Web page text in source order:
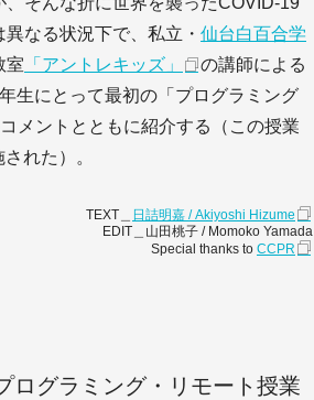
なる状況下で、私立・ 仙台白百合学
室 「アントレキッズ」
の講師による
生にとって最初の「プログラミング
メントとともに紹介する（この授業
れた）。
TEXT＿
日詰明嘉 / Akiyoshi Hizume
EDIT＿山田桃子 / Momoko Yamada
Special thanks to CCPR
ログラミング・リモート授業